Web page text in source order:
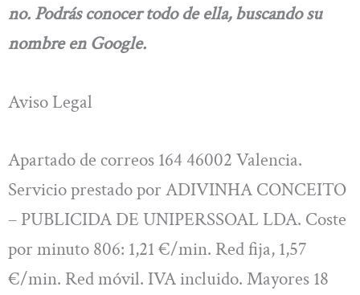
no. Podrás conocer todo de ella, buscando su
nombre en Google.
Aviso Legal
Apartado de correos 164 46002 Valencia.
Servicio prestado por ADIVINHA CONCEITO
– PUBLICIDA DE UNIPERSSOAL LDA. Coste
por minuto 806: 1,21 €/min. Red fija, 1,57
€/min. Red móvil. IVA incluido. Mayores 18